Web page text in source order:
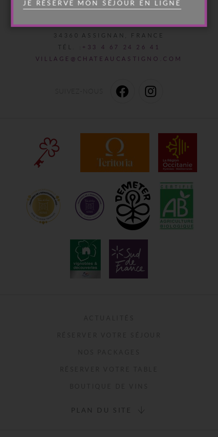
JE RÉSERVE MON SÉJOUR EN LIGNE
L’accueil, le service en salle
éprouve en venant à
juillet 2023
PORTRAIT DE CHEF :
Dignois serein, dauphin
étoilé avec Justine VIANO,
touche par l’éclat d’un
de l’Aubrac aux Cévennes à
d’équilibres subtils acides
magistrales, des herbes
fraîcheur à l’Asie transmuée.
mai 2023
laisser place au véritable
9 AVENUE DE SAINT-CHINIAN
34360
ASSIGNAN
FRANCE
TÉL. : +33 4 67 24 26 41
VILLAGE@CHATEAUCASTIGNO.COM
PLAN DU SITE